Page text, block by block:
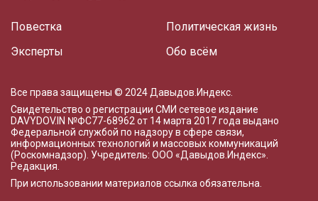
Повестка
Эксперты
Политическая жизнь
Обо всём
Все права защищены © 2024 Давыдов.Индекс.
Свидетельство о регистрации СМИ сетевое издание
DAVYDOV.IN №ФС77-68962 от 14 марта 2017 года выдано
Федеральной службой по надзору в сфере связи,
информационных технологий и массовых коммуникаций
(Роскомнадзор). Учредитель: ООО «Давыдов.Индекс».
Редакция
При использовании материалов ссылка обязательна.